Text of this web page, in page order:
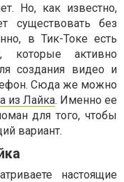
Но, как известно,
без
в Тик-Токе есть
которые активно
создания видео и
Сюда же можно
из Лайка. Именно ее
для того, чтобы
вариант.
настоящие